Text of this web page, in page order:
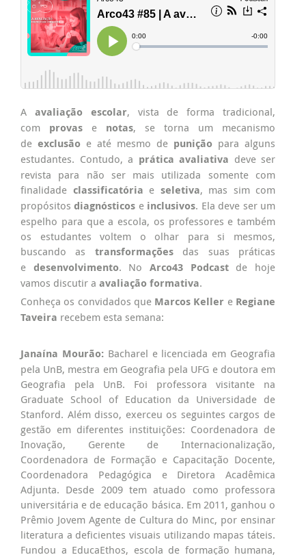
A avaliação escolar, vista de forma tradicional,
com provas e notas, se torna um mecanismo
de exclusão e até mesmo de punição para alguns
estudantes. Contudo, a prática avaliativa deve ser
revista para não ser mais utilizada somente com
finalidade classificatória e seletiva, mas sim com
propósitosdiagnósticos e inclusivos. Ela deve ser um
espelho para que a escola, os professores e também
os estudantes voltem o olhar para si mesmos,
buscando as transformações das suas práticas
e desenvolvimento. NoArco43 Podcastde hoje
vamos discutir a avaliação formativa.
Conheça os convidados que Marcos Keller e Regiane
Taveira recebem esta semana:
Janaína Mourão: Bacharel e licenciada em Geografia
pela UnB, mestra em Geografia pela UFG e doutora em
Geografia pela UnB. Foi professora visitante na
Graduate School of Education da Universidade de
Stanford. Além disso, exerceu os seguintes cargos de
gestão em diferentes instituições: Coordenadora de
Inovação, Gerente de Internacionalização,
Coordenadora de Formação e Capacitação Docente,
Coordenadora Pedagógica e Diretora Acadêmica
Adjunta. Desde 2009 tem atuado como professora
universitária e de educação básica. Em 2011, ganhou o
Prêmio Jovem Agente de Cultura do Minc, por ensinar
literatura a deficientes visuais utilizando mapas táteis.
Fundou a EducaEthos, escola de formação humana,